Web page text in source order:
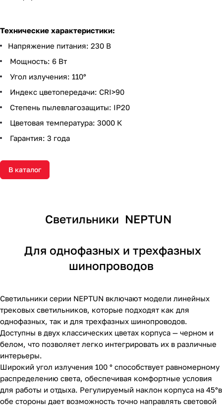
Технические характеристики:
Напряжение питания: 230 В
Мощность: 6 Вт
Угол излучения: 110°
Индекс цветопередачи: CRI>90
Степень пылевлагозащиты: IP20
Цветовая температура: 3000 К
Гарантия: 3 года
В каталог
Светильники NEPTUN
Для однофазных и трехфазных
шинопроводов
Светильники серии NEPTUN включают модели линейных
трековых светильников, которые подходят как для
однофазных, так и для трехфазных шинопроводов.
Доступны в двух классических цветах корпуса — черном и
белом, что позволяет легко интегрировать их в различные
интерьеры.
Широкий угол излучения 100 ° способствует равномерному
распределению света, обеспечивая комфортные условия
для работы и отдыха. Регулируемый наклон корпуса на 45°в
обе стороны дает возможность точно направлять световой